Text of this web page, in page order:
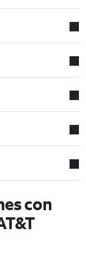
con